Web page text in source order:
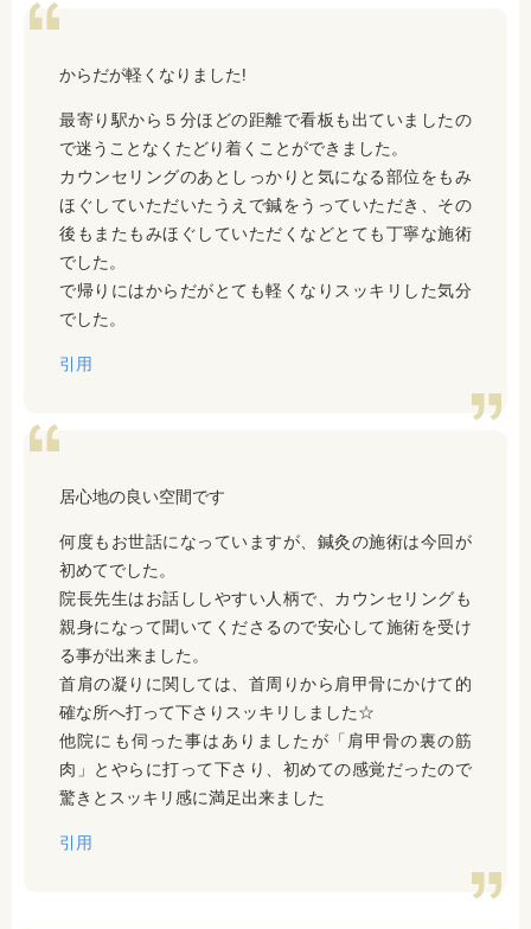
からだが軽くなりました!
最寄り駅から５分ほどの距離で看板も出ていましたの
で迷うことなくたどり着くことができました。
カウンセリングのあとしっかりと気になる部位をもみ
ほぐしていただいたうえで鍼をうっていただき、その
後もまたもみほぐしていただくなどとても丁寧な施術
でした。
で帰りにはからだがとても軽くなりスッキリした気分
でした。
引用
居心地の良い空間です
何度もお世話になっていますが、鍼灸の施術は今回が
初めてでした。
院長先生はお話ししやすい人柄で、カウンセリングも
親身になって聞いてくださるので安心して施術を受け
る事が出来ました。
首肩の凝りに関しては、首周りから肩甲骨にかけて的
確な所へ打って下さりスッキリしました☆
他院にも伺った事はありましたが「肩甲骨の裏の筋
肉」とやらに打って下さり、初めての感覚だったので
驚きとスッキリ感に満足出来ました
引用